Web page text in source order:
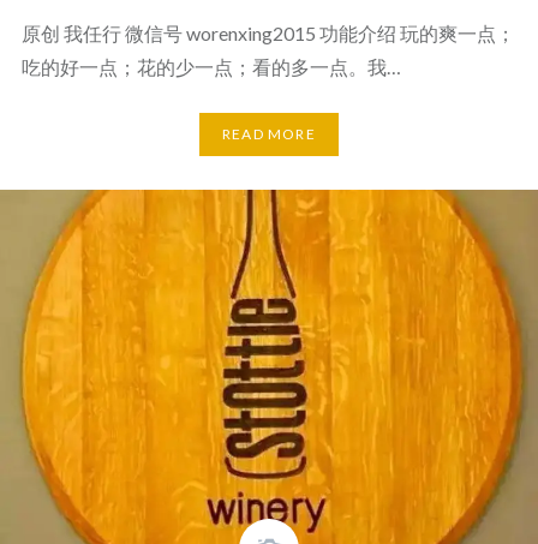
原创 我任行 微信号 worenxing2015 功能介绍 玩的爽一点；
吃的好一点；花的少一点；看的多一点。我…
READ MORE